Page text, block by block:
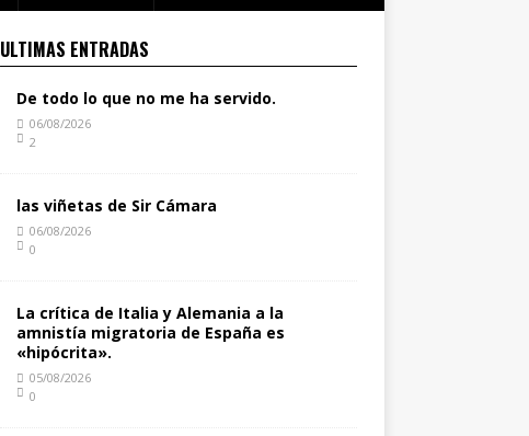
ULTIMAS ENTRADAS
De todo lo que no me ha servido.
06/08/2026
2
las viñetas de Sir Cámara
06/08/2026
0
La crítica de Italia y Alemania a la
amnistía migratoria de España es
«hipócrita».
05/08/2026
0